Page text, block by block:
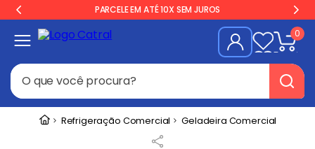
PARCELE EM ATÉ 10X SEM JUROS
0
O que você procura?
Refrigeração Comercial Geladeira Comercial
Termos mais buscados